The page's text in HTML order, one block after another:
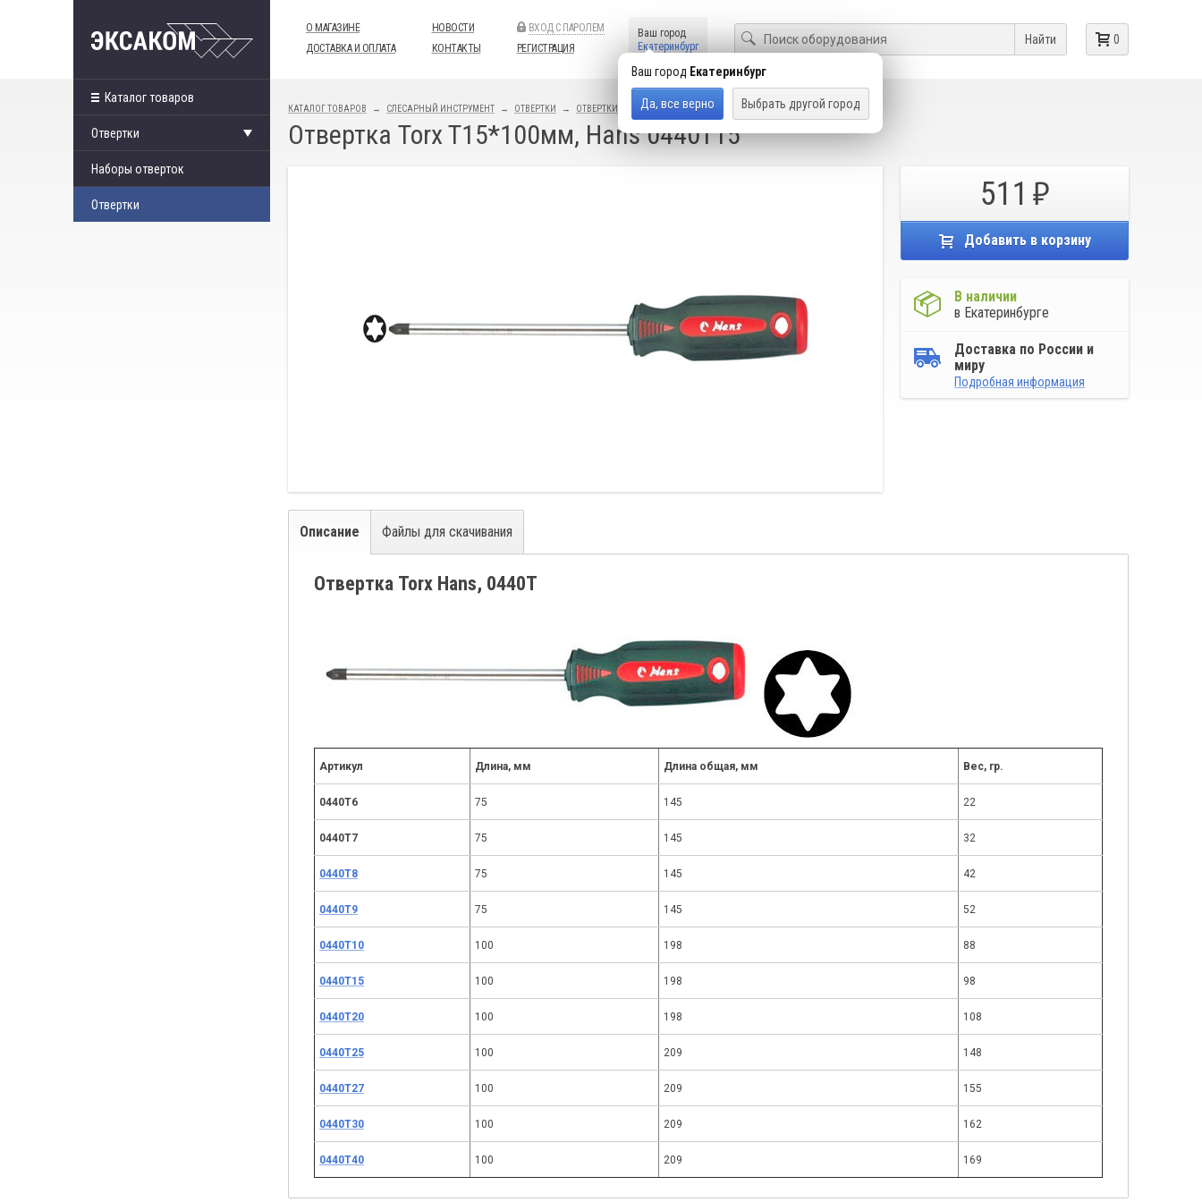
О МАГАЗИНЕ
ДОСТАВКА И ОПЛАТА
НОВОСТИ
КОНТАКТЫ
ВХОД С ПАРОЛЕМ
РЕГИСТРАЦИЯ
Ваш город
Екатеринбург
Ваш город Екатеринбург
Да, все верно Выбрать другой город
Найти 0
Каталог товаров
Отвертки
Наборы отверток
Отвертки
КАТАЛОГ ТОВАРОВ СЛЕСАРНЫЙ ИНСТРУМЕНТ ОТВЕРТКИ ОТВЕРТКИ
Отвертка Torx T15*100мм, Hans 0440T15
511
Добавить в корзину
В наличии
в Екатеринбурге
Доставка по России и
миру
Подробная информация
Описание Файлы для скачивания
Отвертка Torx Hans, 0440T
Артикул Длина, мм Длина общая, мм Вес, гр.
0440Т6 75 145 22
0440Т7 75 145 32
0440Т8 75 145 42
0440Т9 75 145 52
0440Т10 100 198 88
0440Т15 100 198 98
0440Т20 100 198 108
0440Т25 100 209 148
0440Т27 100 209 155
0440Т30 100 209 162
0440Т40 100 209 169